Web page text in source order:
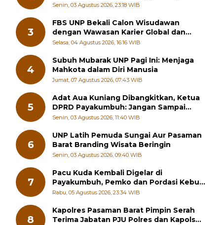
2
Wali Kota Payakumbuh Lantik 17 ASN,
RSUD
Senin, 03 Agustus 2026, 23:18 WIB
3
FBS UNP Bekali Calon Wisudawan
Kewirausahaan Kreatif
Selasa, 04 Agustus 2026, 16:16 WIB
4
Subuh Mubarak UNP Pagi Ini: Menjaga
Jumat, 07 Agustus 2026, 07:43 WIB
5
Adat Aua Kuniang Dibangkitkan, Ketua
Generasi Muda Hilang Jati Diri
Senin, 03 Agustus 2026, 11:40 WIB
6
UNP Latih Pemuda Sungai Aur Pasaman
Senin, 03 Agustus 2026, 09:40 WIB
7
Pacu Kuda Kembali Digelar di
Persiapan!
Rabu, 05 Agustus 2026, 23:34 WIB